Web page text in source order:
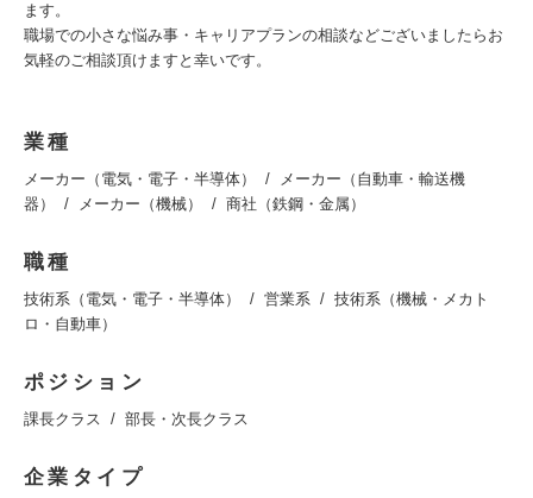
ます。
職場での小さな悩み事・キャリアプランの相談などございましたらお
気軽のご相談頂けますと幸いです。
業種
メーカー（電気・電子・半導体）
メーカー（自動車・輸送機
器）
メーカー（機械） 商社（鉄鋼・金属）
職種
技術系（電気・電子・半導体） 営業系
技術系（機械・メカト
ロ・自動車）
ポジション
課長クラス 部長・次長クラス
企業タイプ